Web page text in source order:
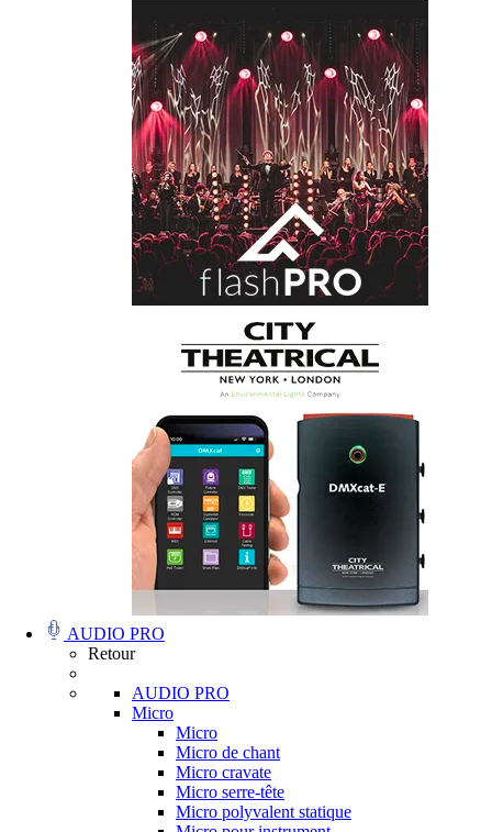
AUDIO PRO
Retour
AUDIO PRO
Micro
Micro
Micro de chant
Micro cravate
Micro serre-tête
Micro polyvalent statique